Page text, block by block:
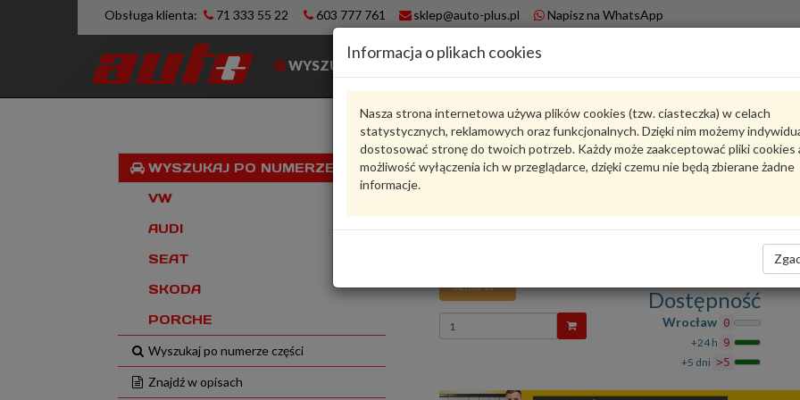
Obsługa klienta: 71 333 55 22 603 777 761 sklep@auto-plus.pl Napisz na WhatsApp
WYSZUKIWARKA
Informacja o plikach cookies
Nasza strona internetowa używa plików cookies (tzw. ciasteczka) w celach
statystycznych, reklamowych oraz funkcjonalnych. Dzięki nim możemy
dostosować stronę do twoich potrzeb. Każdy może zaakceptować pliki cookies
możliwość wyłączenia ich w przeglądarce, dzięki czemu nie będą zbierane żadne
informacje.
WYSZUKAJ PO NUMERZE VIN
VW
AUDI
SEAT
SKODA
PORCHE
Wyszukaj po numerze części
Znajdź w opisach
Karta produktu
VAG - produkt oryginalny VW AUDI SEAT SKODA
Oprawka wtyczki ze stykami płaskimi i za
62,53 zł
Wprowadź
ilość
Dostępność
Wrocław 0
+24 h 9
+5 dni >5